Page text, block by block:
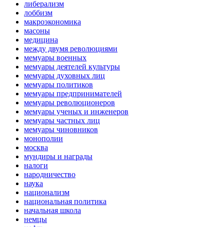
либерализм
лоббизм
макроэкономика
масоны
медицина
между двумя революциями
мемуары военных
мемуары деятелей культуры
мемуары духовных лиц
мемуары политиков
мемуары предпринимателей
мемуары революционеров
мемуары ученых и инженеров
мемуары частных лиц
мемуары чиновников
монополии
москва
мундиры и награды
налоги
народничество
наука
национализм
национальная политика
начальная школа
немцы